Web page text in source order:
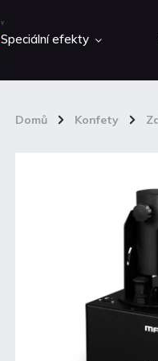
Speciální efekty
Domů / Konfety /